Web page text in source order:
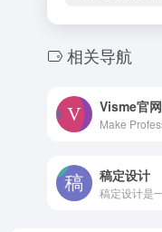
相关导航
Visme官网
稿定设计